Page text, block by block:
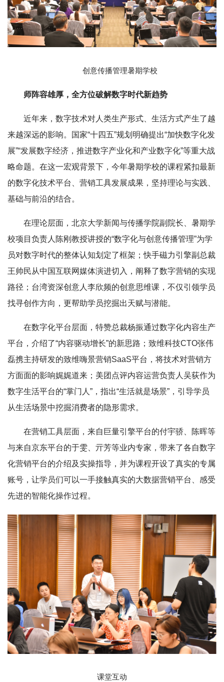
创意传播管理暑期学校
师阵容雄厚，全方位破解数字时代新趋势
近年来，数字技术对人类生产形式、生活方式产生了越
来越深远的影响。国家“十四五”规划明确提出“加快数字化发
展”“发展数字经济，推进数字产业化和产业数字化”等重大战
略命题。在这一宏观背景下，今年暑期学校的课程紧扣最新
的数字化技术平台、营销工具发展成果，坚持理论与实践、
基础与前沿的结合。
在理论层面，北京大学新闻与传播学院副院长、暑期学
校项目负责人陈刚教授讲授的“数字化与创意传播管理”为学
员对数字时代的整体认知划定了框架；快手磁力引擎副总裁
王帅民从中国互联网媒体演进切入，阐释了数字营销的实现
路径；台湾资深创意人李欣频的创意思维课，不仅引领学员
找寻创作方向，更帮助学员挖掘出天赋与潜能。
在数字化平台层面，特赞总裁杨振通过数字化内容生产
平台，介绍了“内容驱动增长”的新思路；致维科技CTO张伟
磊携主持研发的致维嗨景营销SaaS平台，将技术对营销方
方面面的影响娓娓道来；美团点评内容运营负责人吴荻作为
数字生活平台的“掌门人”，指出“生活就是场景”，引导学员
从生活场景中挖掘消费者的隐形需求。
在营销工具层面，来自巨量引擎平台的付宇骄、陈晖等
与来自京东平台的于雯、亓芳等业内专家，带来了各自数字
化营销平台的介绍及实操指导，并为课程开设了真实的专属
账号，让学员们可以一手接触真实的大数据营销平台、感受
先进的智能化操作过程。
课堂互动